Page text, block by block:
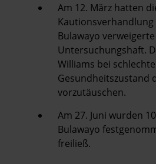
Am 12. März hatten
Bulawayo
Untersuchungshaft.
Williams bei
Gesundheitszustand
vorzutäuschen.
Am 27. Juni wurden
Bulawayo
freiließ.